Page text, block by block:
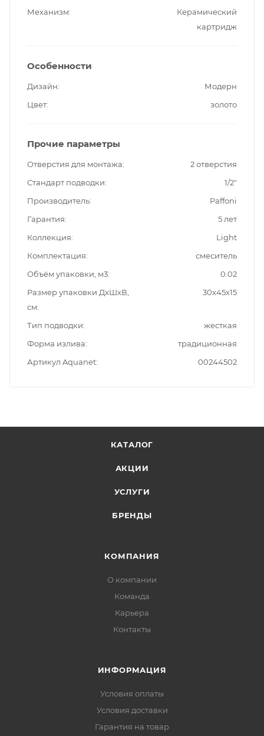
Механизм
Керамический
картридж
Особенности
Дизайн
Модерн
Цвет
золото
Прочие параметры
Отверстия для монтажа
2 отверстия
Стандарт подводки
1/2"
Производитель
Paffoni
Гарантия
5 лет
Коллекция
Light
Комплектация
смеситель
Объём упаковки, м3
0.02
Размер упаковки ДxШxВ,
см
30x45x15
Тип подводки
жесткая
Форма излива
традиционная
Артикул Aquanet
00244502
КАТАЛОГ
АКЦИИ
УСЛУГИ
БРЕНДЫ
КОМПАНИЯ
О компании
Команда
Карьера
Контакты
ИНФОРМАЦИЯ
Условия оплаты
Условия доставки
Гарантия на товар